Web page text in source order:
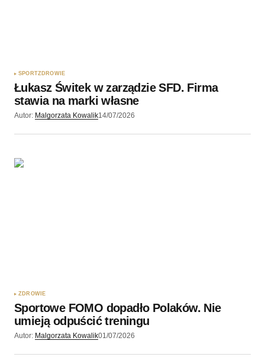
SPORTZDROWIE
Łukasz Świtek w zarządzie SFD. Firma
stawia na marki własne
Autor: Malgorzata Kowalik14/07/2026
ZDROWIE
Sportowe FOMO dopadło Polaków. Nie
umieją odpuścić treningu
Autor: Malgorzata Kowalik01/07/2026